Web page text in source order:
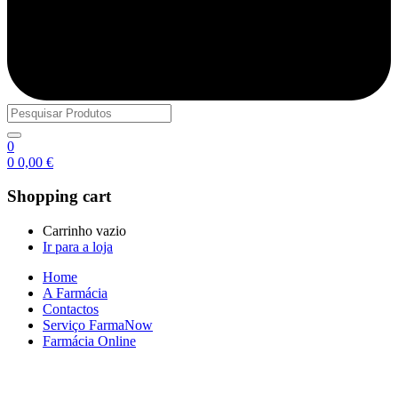
0
0 0,00 €
Shopping cart
Carrinho vazio
Ir para a loja
Home
A Farmácia
Contactos
Serviço FarmaNow
Farmácia Online